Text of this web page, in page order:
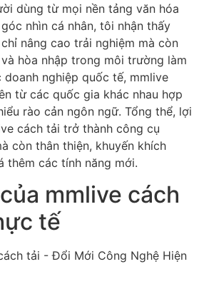
dùng từ mọi nền tảng văn hóa
nhìn cá nhân, tôi nhận thấy
nâng cao trải nghiệm mà còn
hòa nhập trong môi trường làm
nghiệp quốc tế, mmlive
từ các quốc gia khác nhau hợp
rào cản ngôn ngữ. Tổng thể, lợi
cách tải trở thành công cụ
còn thân thiện, khuyến khích
thêm các tính năng mới.
mmlive cách
tế